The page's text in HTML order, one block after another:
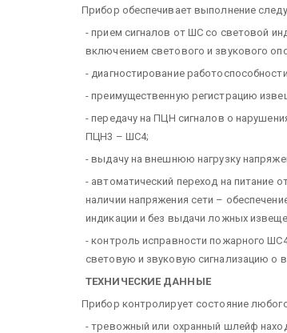
Прибор обеспечивает выполнение
- прием сигналов от ШС со световой
включением светового и звукового
- диагностирование
- преимущественную регистрацию
- передачу на ПЦН сигналов о
ПЦН3 – ШС4;
- выдачу на внешнюю нагрузку
- автоматический переход на питание
наличии напряжения сети –
индикации и без выдачи ложных
- контроль исправности пожарного
световую и звуковую сигнализацию о
ТЕХНИЧЕСКИЕ ДАННЫЕ
Прибор контролирует состояние
- тревожный или охранный шлейф